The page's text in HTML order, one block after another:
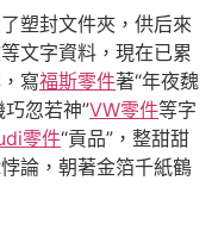
塑封文件夾，供后來
文字資料，現在已累
寫福斯零件著“年夜魏
忽若神”VW零件等字
零件“貢品”，整甜甜
論，朝著金箔千紙鶴